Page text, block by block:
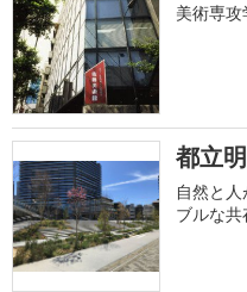
美術専
都立
自然と
ブルな